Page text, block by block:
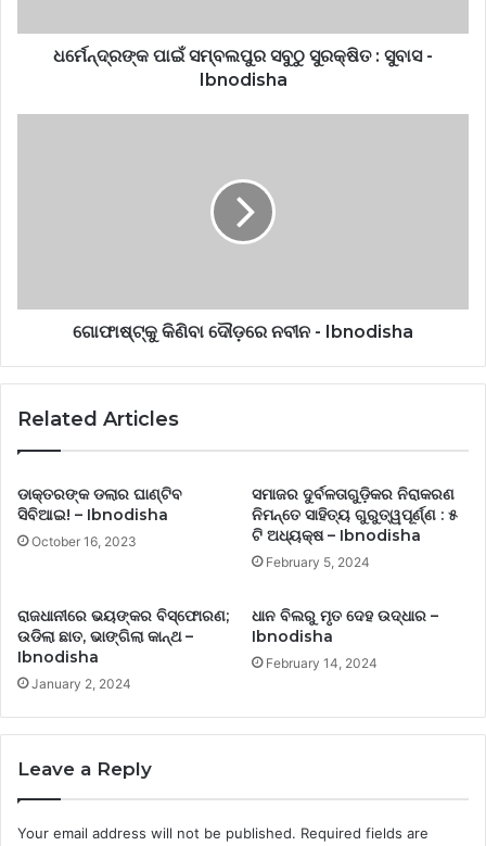
ଧର୍ମେନ୍ଦ୍ରଙ୍କ ପାଇଁ ସମ୍ବଲପୁର ସବୁଠୁ ସୁରକ୍ଷିତ : ସୁବାସ -
Ibnodisha
ଗୋଫାଷ୍ଟ୍‌କୁ କିଣିବା ଦୌଡ଼ରେ ନବୀନ - Ibnodisha
Related Articles
ଡାକ୍ତରଙ୍କ ଡଲାର ଘାଣ୍ଟିବ
ସିବିଆଇ! – Ibnodisha
October 16, 2023
ସମାଜର ଦୁର୍ବଳତାଗୁଡ଼ିକର ନିରାକରଣ
ନିମନ୍ତେ ସାହିତ୍ୟ ଗୁରୁତ୍ୱପୂର୍ଣ୍ଣ : ୫
ଟି ଅଧ୍ୟକ୍ଷ – Ibnodisha
February 5, 2024
ରାଜଧାନୀରେ ଭୟଙ୍କର ବିସ୍ଫୋରଣ;
ଉଡିଲା ଛାତ, ଭାଙ୍ଗିଲା କାନ୍ଥ –
Ibnodisha
January 2, 2024
ଧାନ ବିଲରୁ ମୃତ ଦେହ ଉଦ୍ଧାର –
Ibnodisha
February 14, 2024
Leave a Reply
Your email address will not be published. Required fields are